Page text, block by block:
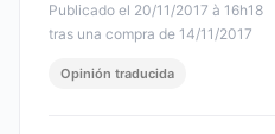
Publicado el 20/11/2017 à 16h18
tras una compra de 14/11/2017
Opinión traducida